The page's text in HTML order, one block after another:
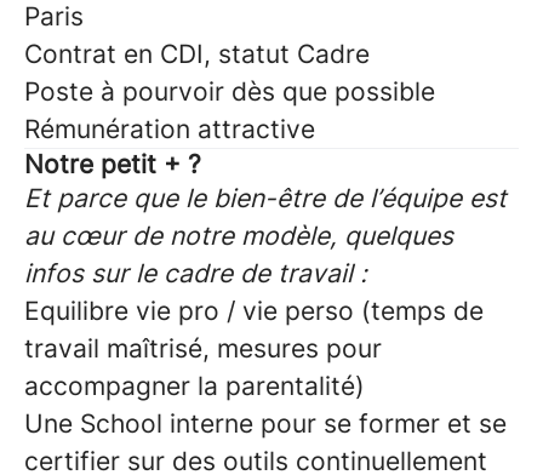
Paris
Contrat en CDI, statut Cadre
Poste à pourvoir dès que possible
Rémunération attractive
Notre petit + ?
Et parce que le bien-être de l’équipe est
au cœur de notre modèle, quelques
infos sur le cadre de travail :
Equilibre vie pro / vie perso (temps de
travail maîtrisé, mesures pour
accompagner la parentalité)
Une School interne pour se former et se
certifier sur des outils continuellement